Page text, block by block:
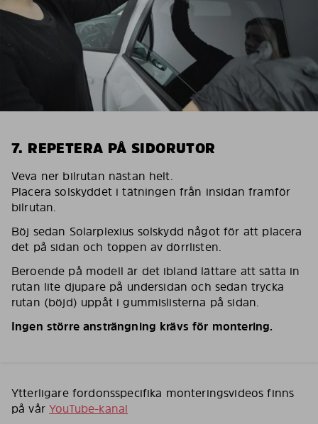
7. REPETERA PÅ SIDORUTOR
Veva ner bilrutan nästan helt.
Placera solskyddet i tätningen från insidan framför
bilrutan.
Böj sedan Solarplexius solskydd något för att placera
det på sidan och toppen av dörrlisten.
Beroende på modell är det ibland lättare att sätta in
rutan lite djupare på undersidan och sedan trycka
rutan (böjd) uppåt i gummislisterna på sidan.
Ingen större ansträngning krävs för montering.
Ytterligare fordonsspecifika monteringsvideos finns
på vårYouTube-kanal